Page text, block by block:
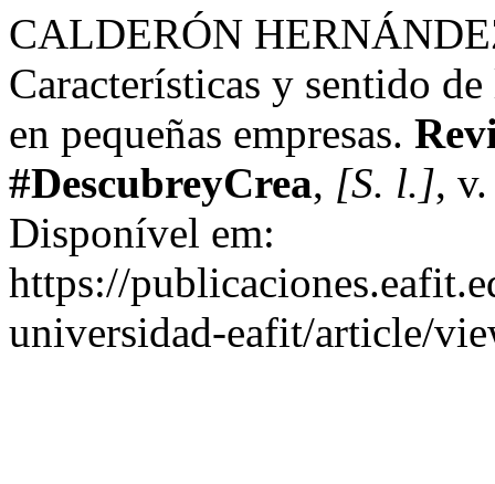
CALDERÓN
Características y sentido
en pequeñas empresas.
#DescubreyCrea, [S. l.],
Disponível em:
https://
universidad-eafit/article/